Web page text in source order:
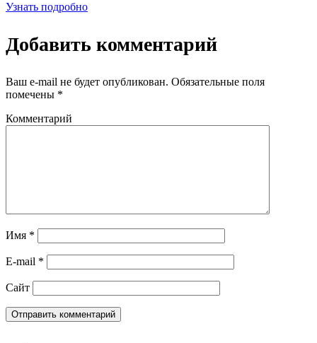
Узнать подробно
Добавить комментарий
Ваш e-mail не будет опубликован. Обязательные поля
помечены *
Комментарий
Имя *
E-mail *
Сайт